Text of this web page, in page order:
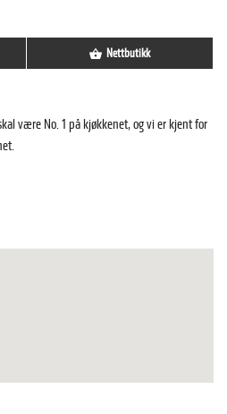
Nettbutikk
være No. 1 på kjøkkenet, og vi er kjent for